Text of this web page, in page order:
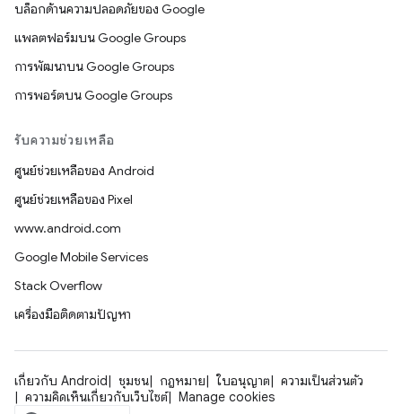
บล็อกด้านความปลอดภัยของ Google
แพลตฟอร์มบน Google Groups
การพัฒนาบน Google Groups
การพอร์ตบน Google Groups
รับความช่วยเหลือ
ศูนย์ช่วยเหลือของ Android
ศูนย์ช่วยเหลือของ Pixel
www.android.com
Google Mobile Services
Stack Overflow
เครื่องมือติดตามปัญหา
เกี่ยวกับ Android ชุมชน กฎหมาย ใบอนุญาต
ความเป็นส่วนตัว
ความคิดเห็นเกี่ยวกับเว็บไซต์
Manage cookies